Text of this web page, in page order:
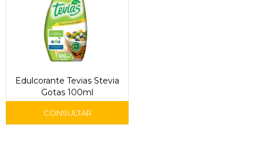
Edulcorante Tevias Stevia
Gotas 100ml